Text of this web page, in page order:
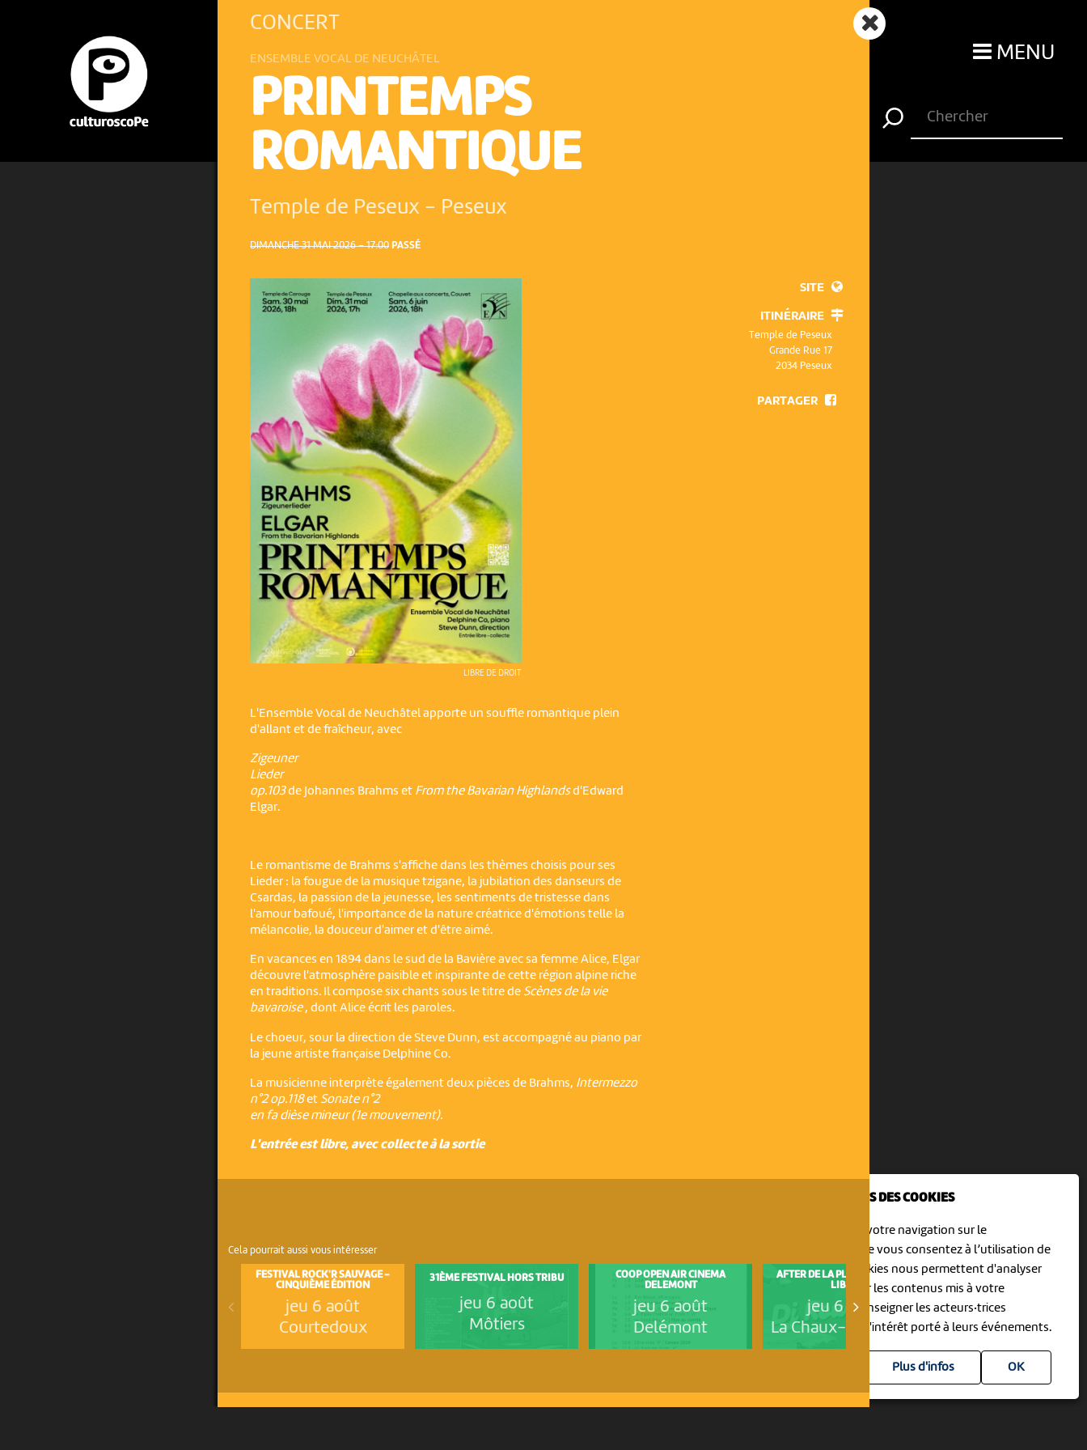
NOUS UTILISONS DES COOKIES
En poursuivant votre navigation sur le
culturoscoPe site vous consentez à l’utilisation de
cookies. Les cookies nous permettent d'analyser
le trafic, d’affiner les contenus mis à votre
disposition et renseigner les acteurs·trices
culturel·le·s sur l'intérêt porté à leurs événements.
Plus d'infos
MENU
DIMANCHE 31 MAI 2026 – 17:00 PASSÉ
LIBRE DE DROIT
CONCERT
ENSEMBLE VOCAL DE NEUCHÂTEL
PRINTEMPS
ROMANTIQUE
Temple de Peseux - Peseux
L'Ensemble Vocal de Neuchâtel apporte un souffle romantique plein
d'allant et de fraîcheur, avec
Zigeuner
Lieder
op.103de Johannes Brahms et From the Bavarian Highlandsd'Edward
Elgar.
Le romantisme de Brahms s'affiche dans les thèmes choisis pour ses
Lieder : la fougue de la musique tzigane, la jubilation des danseurs de
Csardas, la passion de la jeunesse, les sentiments de tristesse dans
l'amour bafoué, l'importance de la nature créatrice d'émotions telle la
mélancolie, la douceur d'aimer et d'être aimé.
En vacances en 1894 dans le sud de la Bavière avec sa femme Alice, Elgar
découvre l'atmosphère paisible et inspirante de cette région alpine riche
en traditions. Il compose six chants sous le titre de Scènes de la vie
bavaroise, dont Alice écrit les paroles.
Le choeur, sour la direction de Steve Dunn, est accompagné au piano par
la jeune artiste française Delphine Co.
La musicienne interprète également deux pièces de Brahms, Intermezzo
n°2 op.118et Sonate n°2
en fa dièse mineur (1e mouvement).
L'entrée est libre, avec collecte à la sortie
SITE
ITINÉRAIRE
Temple de Peseux
Grande Rue 17
2034 Peseux
PARTAGER
Cela pourrait aussi vous intéresser
FESTIVAL ROCK'R SAUVAGE -
CINQUIÈME ÉDITION
jeu 6 août
Courtedoux
31ÈME FESTIVAL HORS TRIBU
jeu 6 août
Môtiers
COOP OPEN AIR CINEMA
DELEMONT
jeu 6 août
Delémont
AFTER DE LA PLAGE - DJ ROUX
LIBRE
jeu 6 août
La Chaux-de-Fonds
SPARK 2000
ven 7 août
Neuchâtel